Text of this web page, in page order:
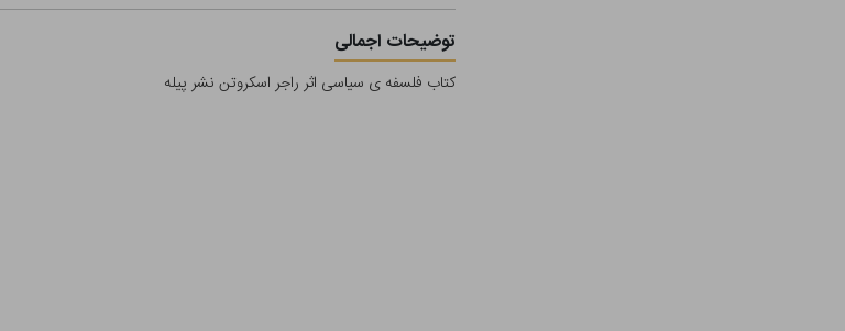
توضیحات اجمالی
کتاب فلسفه ی سیاسی اثر راجر اسکروتن نشر پیله